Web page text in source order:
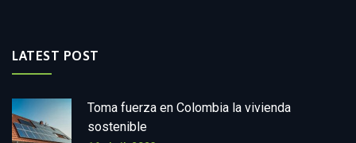
LATEST POST
Toma fuerza en Colombia la vivienda
sostenible